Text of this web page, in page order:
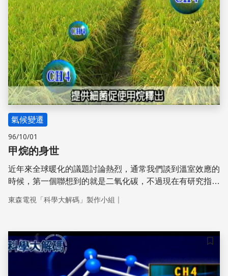
氣候變遷
96/10/01
甲烷的身世
近年來全球暖化的議題討論熱烈，通常我們談到溫室效應的
時候，第一個聯想到的就是二氧化碳，不過現在有研究指
是大氣裡面的溫室效應氣體，這兩個氣體的濃度也是目前所
兩個氣體對氣候的改變扮演非常重要的角色。
東森電視「科學大解碼」製作小組 ｜
儲存